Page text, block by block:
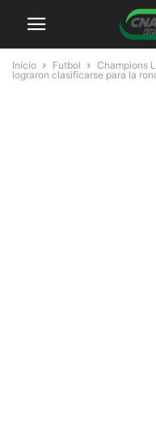
Inicio Futbol Champions
lograron clasificarse para la